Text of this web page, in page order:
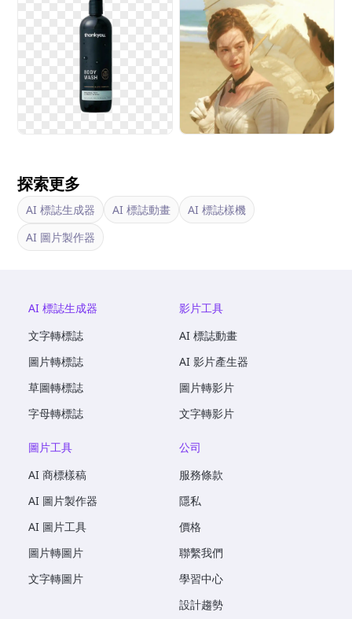
探索更多
AI 標誌生成器 AI 標誌動畫
AI 標誌樣機
AI 圖片製作器
AI 標誌生成器
文字轉標誌
圖片轉標誌
草圖轉標誌
字母轉標誌
影片工具
AI 標誌動畫
AI 影片產生器
圖片轉影片
文字轉影片
圖片工具
AI 商標樣稿
AI 圖片製作器
AI 圖片工具
圖片轉圖片
文字轉圖片
公司
服務條款
隱私
價格
聯繫我們
學習中心
設計趨勢